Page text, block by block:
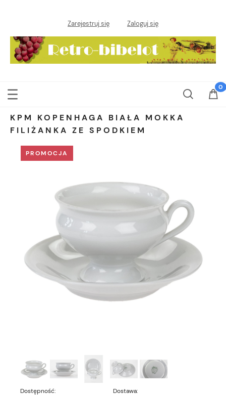
Zarejestruj się Zaloguj się
KPM KOPENHAGA BIAŁA MOKKA
FILIŻANKA ZE SPODKIEM
PROMOCJA
Dostępność:
Dostawa: